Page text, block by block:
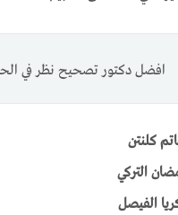
افضل دكتور تصحيح نظر في
كلنتن
التركي
الفيصل